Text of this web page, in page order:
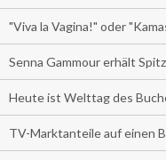
"Viva la Vagina!" oder
Senna Gammour erhält
Heute ist Welttag des
TV-Marktanteile auf einen